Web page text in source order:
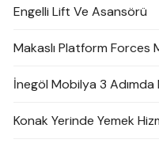
Engelli Lift Ve Asansörü
Makaslı Platform Forces
İnegöl Mobilya 3 Adımda
Konak Yerinde Yemek